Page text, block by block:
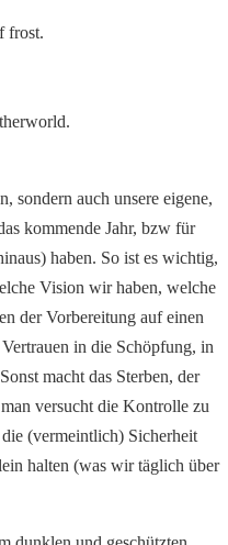
frost.
sondern auch unsere eigene,
kommende Jahr, bzw für
haben. So ist es wichtig,
Vision wir haben, welche
der Vorbereitung auf einen
in die Schöpfung, in
macht das Sterben, der
versucht die Kontrolle zu
(vermeintlich) Sicherheit
halten (was wir täglich über